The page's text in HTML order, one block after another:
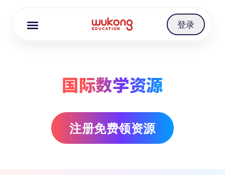
登录
国际数学资源
注册免费领资源